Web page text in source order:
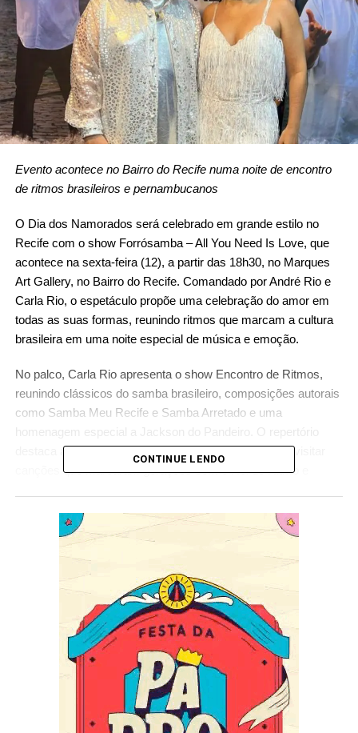
Evento acontece no Bairro do Recife numa noite de encontro
de ritmos brasileiros e pernambucanos
O Dia dos Namorados será celebrado em grande estilo no
Recife com o show Forrósamba – All You Need Is Love, que
acontece na sexta-feira (12), a partir das 18h30, no Marques
Art Gallery, no Bairro do Recife. Comandado por André Rio e
Carla Rio, o espetáculo propõe uma celebração do amor em
todas as suas formas, reunindo ritmos que marcam a cultura
brasileira em uma noite especial de música e emoção.
No palco, Carla Rio apresenta o show Encontro de Ritmos,
reunindo clássicos do samba brasileiro, composições autorais
como Samba Meu Recife e Samba Arretado e uma
destaca a riqueza da música popular nordestina ao revisitar
canções que marcaram gerações com o Rei do Ritmo e
A noite contará ainda com a apresentação de André Rio, que
aproveita a ocasião para lançar oficialmente seu novo álbum
junino, Onde o Sol Aprende a Brilhar. O trabalho reúne
canções inéditas e reafirma a trajetória do cantor como um
dos principais representantes da música pernambucana,
especialmente durante o ciclo junino.
Além dos shows de Carla Rio e André Rio, a programação
contará com a participação de outros artistas. A abertura será
realizada pelo cantor de samba Paulo Santana. Já o
trompetista Márcio Oliveira participa da apresentação como
CONTINUE LENDO